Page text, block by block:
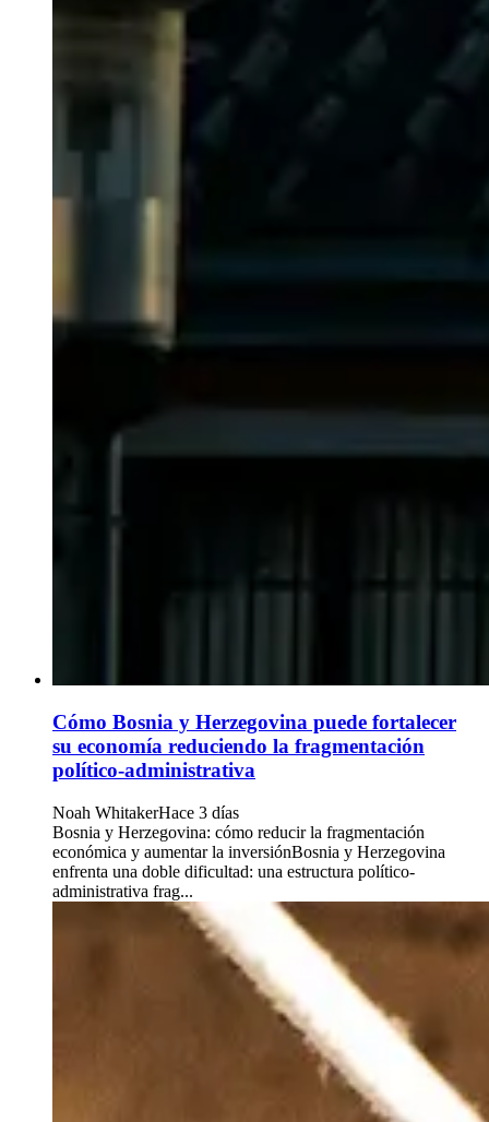
Cómo Bosnia y Herzegovina puede fortalecer
su economía reduciendo la fragmentación
político-administrativa
Noah WhitakerHace 3 días
Bosnia y Herzegovina: cómo reducir la fragmentación
económica y aumentar la inversiónBosnia y Herzegovina
enfrenta una doble dificultad: una estructura político-
administrativa frag...